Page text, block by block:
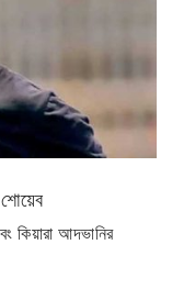
কিয়ারা আদভানির